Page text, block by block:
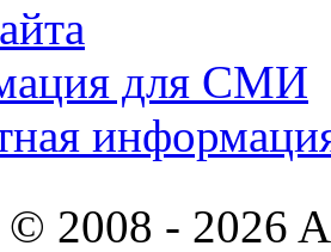
для СМИ
2008 - 2026